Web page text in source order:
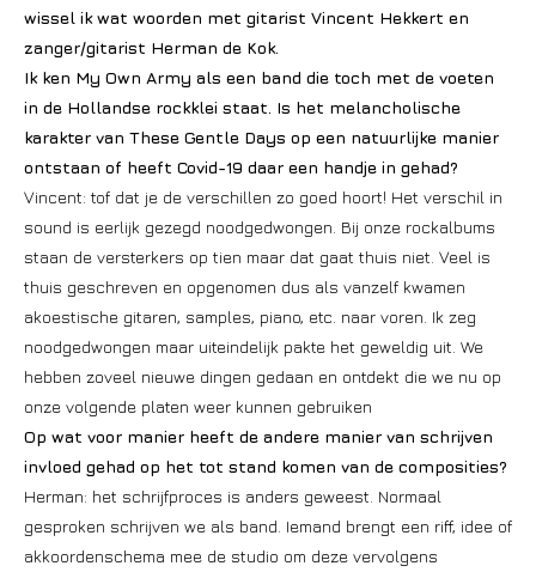
wissel ik wat woorden met gitarist Vincent Hekkert en
zanger/gitarist Herman de Kok.
Ik ken My Own Army als een band die toch met de voeten
in de Hollandse rockklei staat. Is het melancholische
karakter van These Gentle Days op een natuurlijke manier
ontstaan of heeft Covid-19 daar een handje in gehad?
Vincent: tof dat je de verschillen zo goed hoort! Het verschil in
sound is eerlijk gezegd noodgedwongen. Bij onze rockalbums
staan de versterkers op tien maar dat gaat thuis niet. Veel is
thuis geschreven en opgenomen dus als vanzelf kwamen
akoestische gitaren, samples, piano, etc. naar voren. Ik zeg
noodgedwongen maar uiteindelijk pakte het geweldig uit. We
hebben zoveel nieuwe dingen gedaan en ontdekt die we nu op
onze volgende platen weer kunnen gebruiken
Op wat voor manier heeft de andere manier van schrijven
invloed gehad op het tot stand komen van de composities?
Herman: het schrijfproces is anders geweest. Normaal
gesproken schrijven we als band. Iemand brengt een riff, idee of
akkoordenschema mee de studio om deze vervolgens